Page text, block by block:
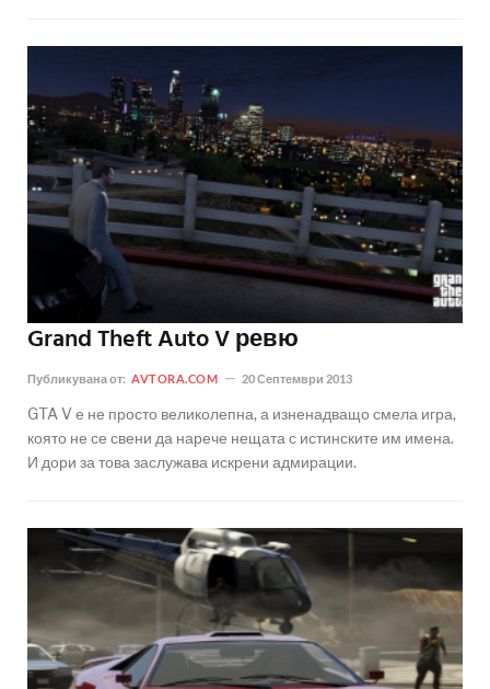
Grand Theft Auto V ревю
Публикувана от: AVTORA.COM 20 Септември 2013
GTA V е не просто великолепна, а изненадващо смела игра,
която не се свени да нарече нещата с истинските им имена.
И дори за това заслужава искрени адмирации.